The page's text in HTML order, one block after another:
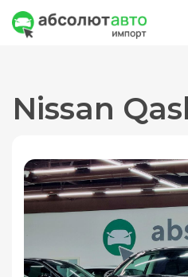
Nissan